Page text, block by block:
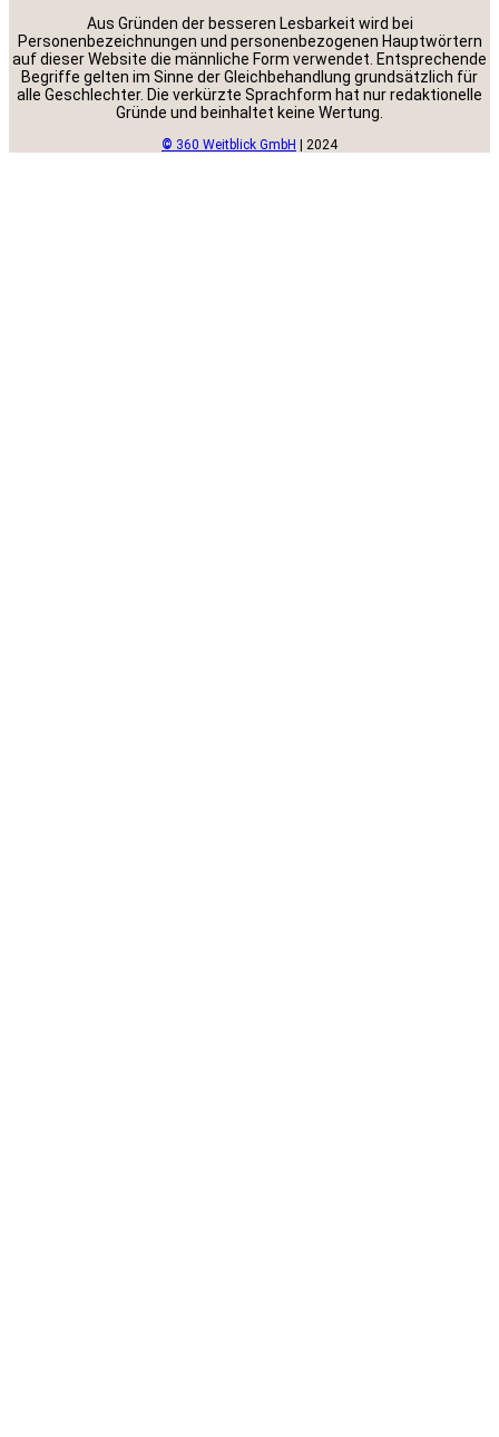
Aus Gründen der besseren Lesbarkeit wird bei
Personenbezeichnungen und personenbezogenen Hauptwörtern
auf dieser Website die männliche Form verwendet. Entsprechende
Begriffe gelten im Sinne der Gleichbehandlung grundsätzlich für
alle Geschlechter. Die verkürzte Sprachform hat nur redaktionelle
Gründe und beinhaltet keine Wertung.
© 360 Weitblick GmbH | 2024